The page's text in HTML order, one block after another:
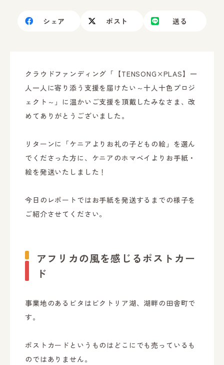
シェア ポスト 送る
クラウドファンディング「【TENSONG×PLAS】一
人一人に寄り添う支援を届けたい～十人十色プロジ
ェクト～」に温かいご支援を頂戴したみなさま、改
めてありがとうございました。
リターンに「ケニアよりお礼の子どもの絵」を選ん
でくださった方に、ケニアのホマベイよりお手紙・
絵を発送いたしました！
今日のレポートではお手紙を発送するまでの様子を
ご紹介させてください。
アフリカの風を感じるポストカー
ド
事業地のあるビタはビクトリア湖、湖畔の田舎町で
す。
ポストカードというものはどこにでも売っているも
のではありません。